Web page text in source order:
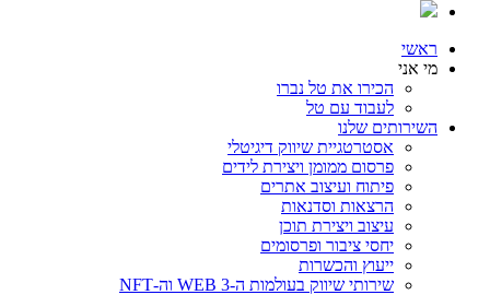
ראשי
מי אני
הכירו את טל נברו
לעבוד עם טל
השירותים שלנו
אסטרטגיית שיווק דיגיטלי
פרסום ממומן ויצירת לידים
פיתוח ועיצוב אתרים
הרצאות וסדנאות
עיצוב ויצירת תוכן
יחסי ציבור ופרסומים
ייעוץ והכשרות
שירותי שיווק בעולמות ה-WEB 3 וה-NFT